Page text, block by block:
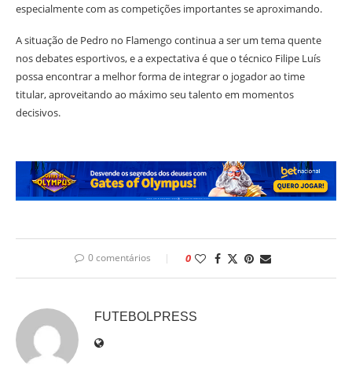
especialmente com as competições importantes se aproximando.
A situação de Pedro no Flamengo continua a ser um tema quente
nos debates esportivos, e a expectativa é que o técnico Filipe Luís
possa encontrar a melhor forma de integrar o jogador ao time
titular, aproveitando ao máximo seu talento em momentos
decisivos.
0 comentários 0
FUTEBOLPRESS